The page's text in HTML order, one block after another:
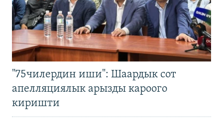
"75чилердин иши": Шаардык сот
апелляциялык арызды кароого
киришти